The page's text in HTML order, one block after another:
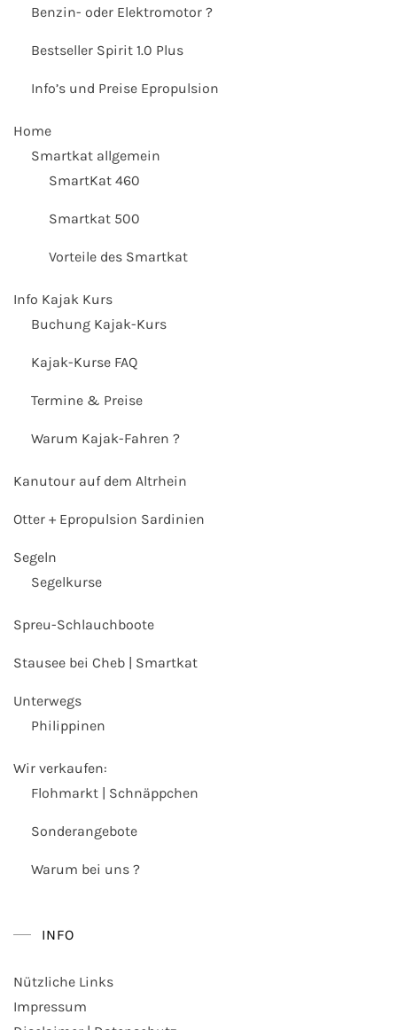
Benzin- oder Elektromotor ?
Bestseller Spirit 1.0 Plus
Info’s und Preise Epropulsion
Home
Smartkat allgemein
SmartKat 460
Smartkat 500
Vorteile des Smartkat
Info Kajak Kurs
Buchung Kajak-Kurs
Kajak-Kurse FAQ
Termine & Preise
Warum Kajak-Fahren ?
Kanutour auf dem Altrhein
Otter + Epropulsion Sardinien
Segeln
Segelkurse
Spreu-Schlauchboote
Stausee bei Cheb | Smartkat
Unterwegs
Philippinen
Wir verkaufen:
Flohmarkt | Schnäppchen
Sonderangebote
Warum bei uns ?
INFO
Nützliche Links
Impressum